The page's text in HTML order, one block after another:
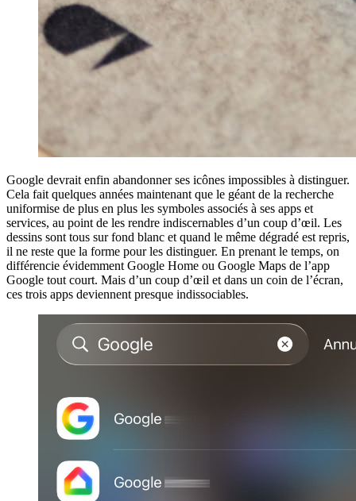
Google devrait enfin abandonner ses icônes impossibles à distinguer.
Cela fait quelques années maintenant que le géant de la recherche
uniformise de plus en plus les symboles associés à ses apps et
services, au point de les rendre indiscernables d’un coup d’œil. Les
dessins sont tous sur fond blanc et quand le même dégradé est repris,
il ne reste que la forme pour les distinguer. En prenant le temps, on
différencie évidemment Google Home ou Google Maps de l’app
Google tout court. Mais d’un coup d’œil et dans un coin de l’écran,
ces trois apps deviennent presque indissociables.